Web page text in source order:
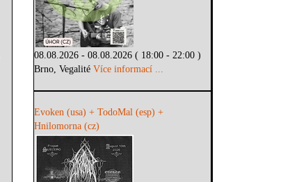
08.08.2026 - 08.08.2026 ( 18:00 - 22:00 )
Brno, VegalitéVíce informací ...
Evoken (usa) + TodoMal (esp) +
Hnilomorna (cz)